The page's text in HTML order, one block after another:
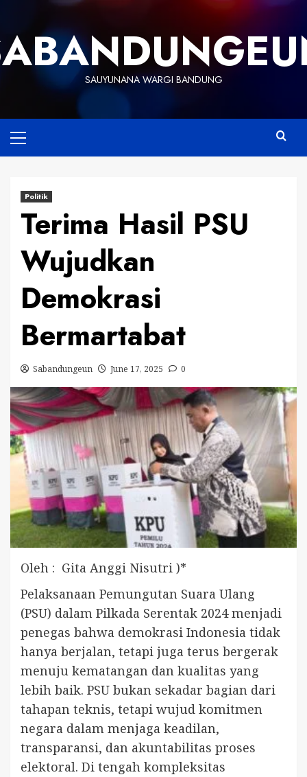
content
SAUYUNANA WARGI BANDUNG
Menu
Politik
Terima Hasil PSU
Wujudkan
Demokrasi
Bermartabat
Sabandungeun June 17, 2025 0
Oleh : Gita Anggi Nisutri )*
Pelaksanaan Pemungutan Suara Ulang
(PSU) dalam Pilkada Serentak 2024 menjadi
penegas bahwa demokrasi Indonesia tidak
hanya berjalan, tetapi juga terus bergerak
menuju kematangan dan kualitas yang
lebih baik. PSU bukan sekadar bagian dari
tahapan teknis, tetapi wujud komitmen
negara dalam menjaga keadilan,
transparansi, dan akuntabilitas proses
elektoral. Di tengah kompleksitas